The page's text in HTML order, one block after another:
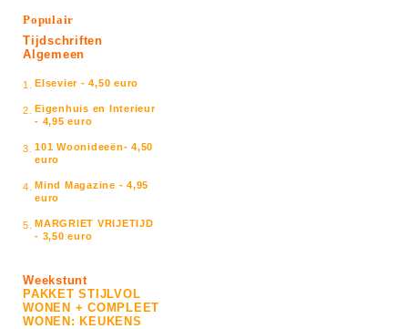
Populair
Tijdschriften
Algemeen
1. Elsevier - 4,50 euro
2. Eigenhuis en Interieur
- 4,95 euro
3. 101 Woonideeën- 4,50
euro
4. Mind Magazine - 4,95
euro
5. MARGRIET VRIJETIJD
- 3,50 euro
Weekstunt
PAKKET STIJLVOL
WONEN + COMPLEET
WONEN: KEUKENS